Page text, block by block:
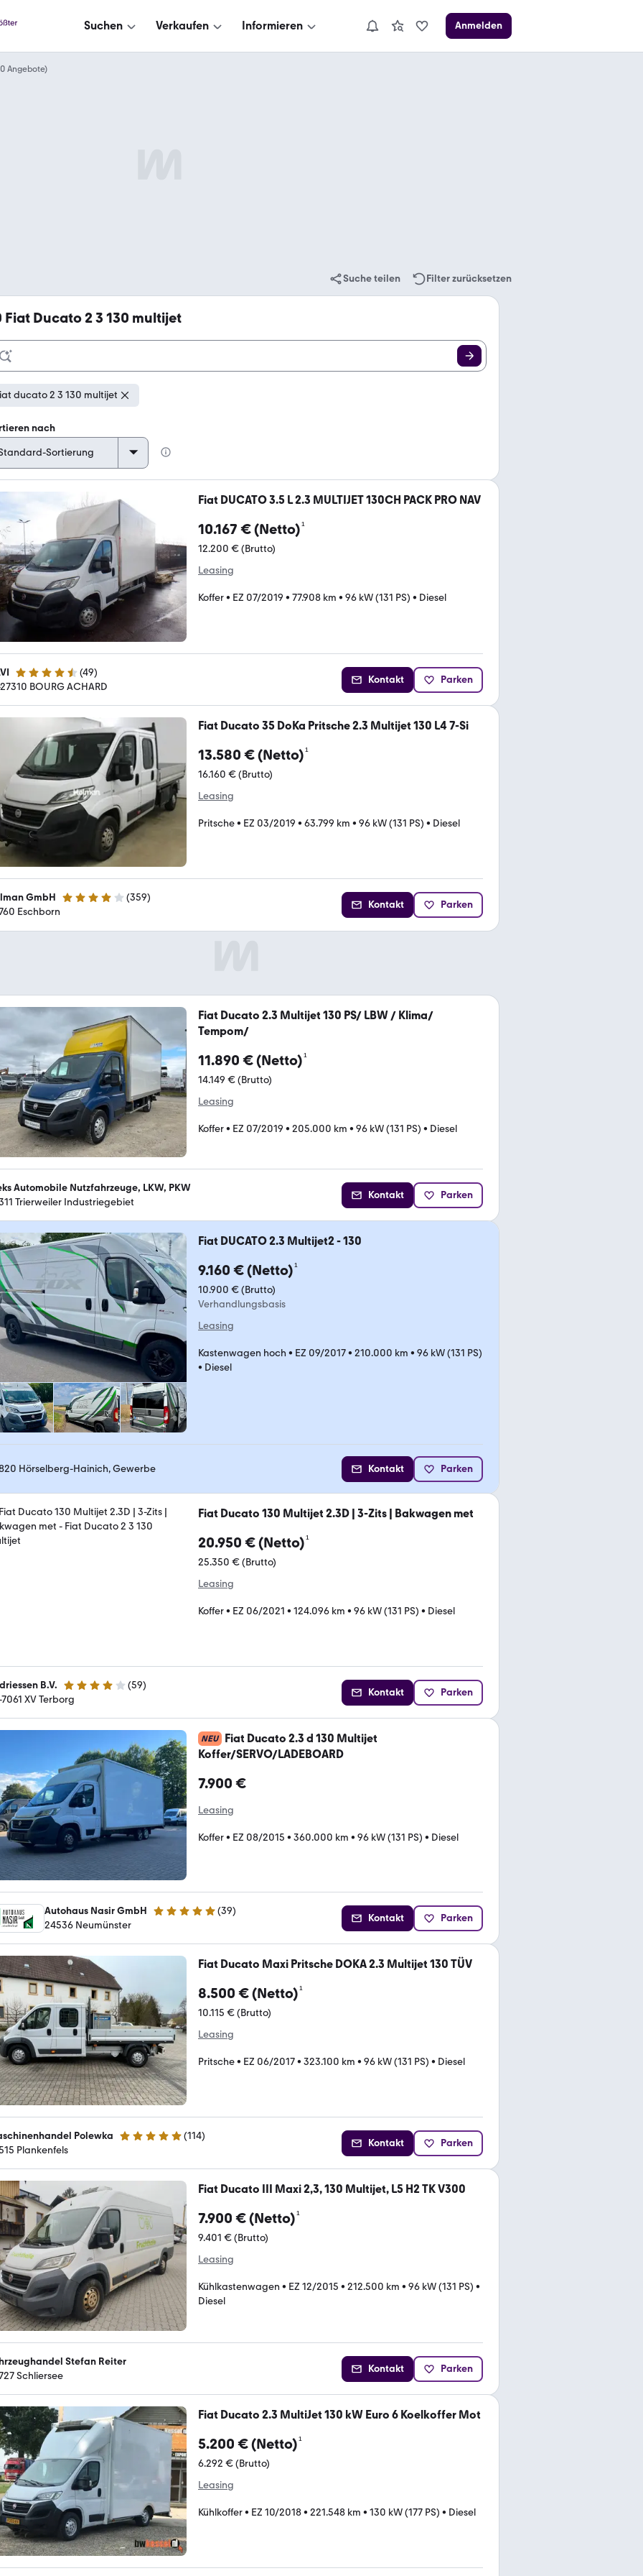
Suchen Verkaufen Informieren Anmelden
Angebote)
Suche teilen Filter zurücksetzen
Fiat Ducato 2 3 130 multijet
ducato 2 3 130 multijet
nach
Fiat DUCATO 3.5 L 2.3 MULTIJET 130CH PACK PRO NAV
10.167 € (Netto)¹
12.200 € (Brutto)
Leasing
Koffer• EZ 07/2019 • 77.908 km • 96 kW (131 PS) • Diesel
4.5 Sterne (49)
27310 BOURG ACHARD
Kontakt Parken
Fiat Ducato 35 DoKa Pritsche 2.3 Multijet 130 L4 7-Si
13.580 € (Netto)¹
16.160 € (Brutto)
Leasing
Pritsche• EZ 03/2019 • 63.799 km • 96 kW (131 PS) • Diesel
GmbH 4.1 Sterne (359)
Eschborn
Kontakt Parken
Fiat Ducato 2.3 Multijet 130 PS/ LBW / Klima/
Tempom/
11.890 € (Netto)¹
14.149 € (Brutto)
Leasing
Koffer• EZ 07/2019 • 205.000 km • 96 kW (131 PS) • Diesel
Automobile Nutzfahrzeuge, LKW, PKW
Trierweiler Industriegebiet
Kontakt Parken
Fiat DUCATO 2.3 Multijet2 - 130
9.160 € (Netto)¹
10.900 € (Brutto)
Verhandlungsbasis
Leasing
Kastenwagen hoch • EZ 09/2017• 210.000 km • 96 kW (131 PS)
• Diesel
Hörselberg-Hainich, Gewerbe Kontakt Parken
Fiat Ducato 130 Multijet 2.3D | 3-Zits | Bakwagen met
20.950 € (Netto)¹
25.350 € (Brutto)
Leasing
Koffer• EZ 06/2021 • 124.096 km • 96 kW (131 PS) • Diesel
B.V. 3.9 Sterne (59)
7061 XV Terborg
Kontakt Parken
NEU
Fiat Ducato 2.3 d 130 Multijet
Koffer/SERVO/LADEBOARD
7.900 €
Leasing
Koffer• EZ 08/2015 • 360.000 km • 96 kW (131 PS) • Diesel
Autohaus Nasir GmbH 4.8 Sterne (39)
24536 Neumünster
Kontakt Parken
Fiat Ducato Maxi Pritsche DOKA 2.3 Multijet 130 TÜV
8.500 € (Netto)¹
10.115 € (Brutto)
Leasing
Pritsche• EZ 06/2017• 323.100 km • 96 kW (131 PS) • Diesel
Polewka 5 Sterne (114)
Plankenfels
Kontakt Parken
Fiat Ducato III Maxi 2,3, 130 Multijet, L5 H2 TK V300
7.900 € (Netto)¹
9.401 € (Brutto)
Leasing
Kühlkastenwagen • EZ 12/2015 • 212.500 km • 96 kW (131 PS) •
Diesel
Stefan Reiter
Schliersee
Kontakt Parken
Fiat Ducato 2.3 MultiJet 130 kW Euro 6 Koelkoffer Mot
5.200 € (Netto)¹
6.292 € (Brutto)
Leasing
Kühlkoffer• EZ 10/2018• 221.548 km • 130 kW (177 PS) • Diesel